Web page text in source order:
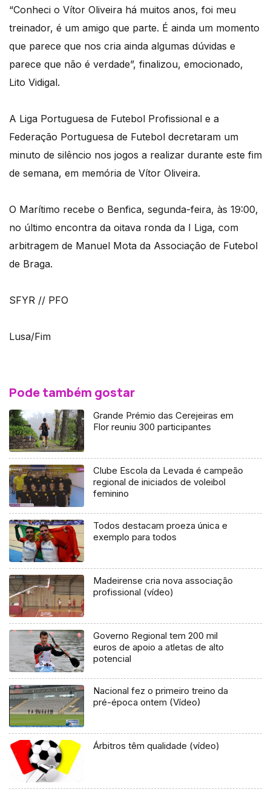
“Conheci o Vítor Oliveira há muitos anos, foi meu
treinador, é um amigo que parte. É ainda um momento
que parece que nos cria ainda algumas dúvidas e
parece que não é verdade”, finalizou, emocionado,
Lito Vidigal.
A Liga Portuguesa de Futebol Profissional e a
Federação Portuguesa de Futebol decretaram um
minuto de silêncio nos jogos a realizar durante este fim
de semana, em memória de Vítor Oliveira.
O Marítimo recebe o Benfica, segunda-feira, às 19:00,
no último encontra da oitava ronda da I Liga, com
arbitragem de Manuel Mota da Associação de Futebol
de Braga.
SFYR // PFO
Lusa/Fim
Pode também gostar
Grande Prémio das Cerejeiras em
Flor reuniu 300 participantes
Clube Escola da Levada é campeão
regional de iniciados de voleibol
feminino
Todos destacam proeza única e
exemplo para todos
Madeirense cria nova associação
profissional (vídeo)
Governo Regional tem 200 mil
euros de apoio a atletas de alto
potencial
Nacional fez o primeiro treino da
pré-época ontem (Vídeo)
Árbitros têm qualidade (vídeo)